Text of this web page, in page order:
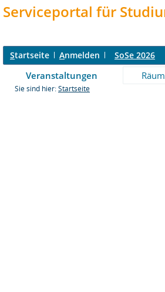
Serviceportal für
Startseite Anmelden SoSe 2026
Veranstaltungen
Sie sind hier: Startseite